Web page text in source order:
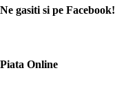
Ne gasiti si pe Facebook!
Piata Online